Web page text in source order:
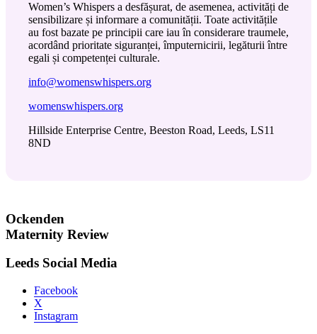
Women’s Whispers a desfășurat, de asemenea, activități de
sensibilizare și informare a comunității. Toate activitățile
au fost bazate pe principii care iau în considerare traumele,
acordând prioritate siguranței, împuternicirii, legăturii între
egali și competenței culturale.
info@womenswhispers.org
womenswhispers.org
Hillside Enterprise Centre, Beeston Road, Leeds, LS11
8ND
Ockenden
Maternity Review
Leeds Social Media
Facebook
X
Instagram